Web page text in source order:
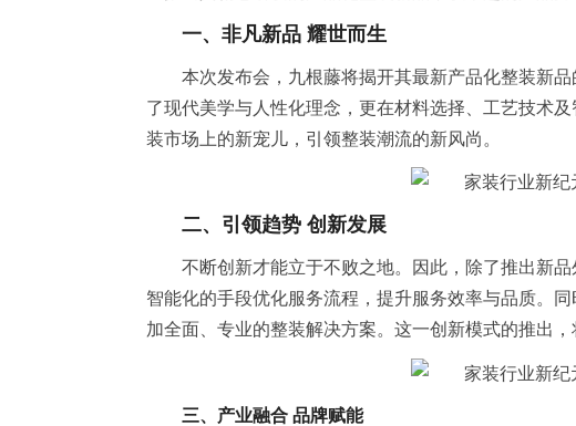
一、非凡新品 耀世而生
本次发布会，九根藤将揭开其最新产品化整装新
了现代美学与人性化理念，更在材料选择、工艺技术
装市场上的新宠儿，引领整装潮流的新风尚。
二、引领趋势 创新发展
不断创新才能立于不败之地。因此，除了推出新
智能化的手段优化服务流程，提升服务效率与品质。
加全面、专业的整装解决方案。这一创新模式的推出
三、产业融合 品牌赋能